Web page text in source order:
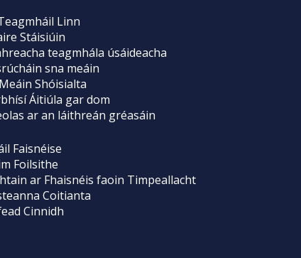
Linn
Stáisiúin
teagmhála úsáideacha
sna meáin
Shóisialta
Áitiúla gar dom
ar an láithreán gréasáin
Faisnéise
Foilsithe
ar Fhaisnéis faoin Timpeallacht
Coitianta
Cinnidh